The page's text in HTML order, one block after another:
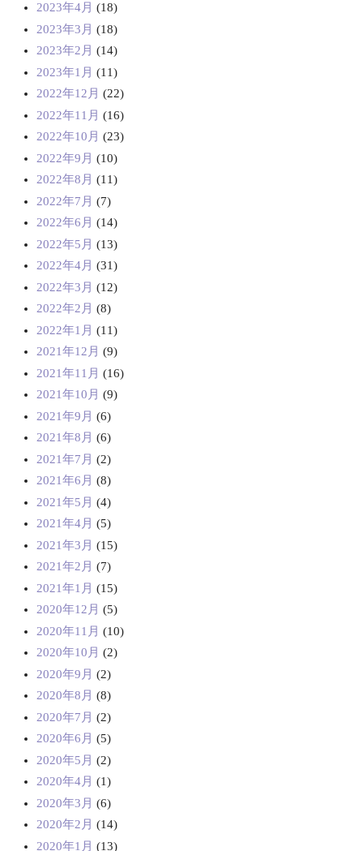
2023年4月 (18)
2023年3月 (18)
2023年2月 (14)
2023年1月 (11)
2022年12月 (22)
2022年11月 (16)
2022年10月 (23)
2022年9月 (10)
2022年8月 (11)
2022年7月 (7)
2022年6月 (14)
2022年5月 (13)
2022年4月 (31)
2022年3月 (12)
2022年2月 (8)
2022年1月 (11)
2021年12月 (9)
2021年11月 (16)
2021年10月 (9)
2021年9月 (6)
2021年8月 (6)
2021年7月 (2)
2021年6月 (8)
2021年5月 (4)
2021年4月 (5)
2021年3月 (15)
2021年2月 (7)
2021年1月 (15)
2020年12月 (5)
2020年11月 (10)
2020年10月 (2)
2020年9月 (2)
2020年8月 (8)
2020年7月 (2)
2020年6月 (5)
2020年5月 (2)
2020年4月 (1)
2020年3月 (6)
2020年2月 (14)
2020年1月 (13)